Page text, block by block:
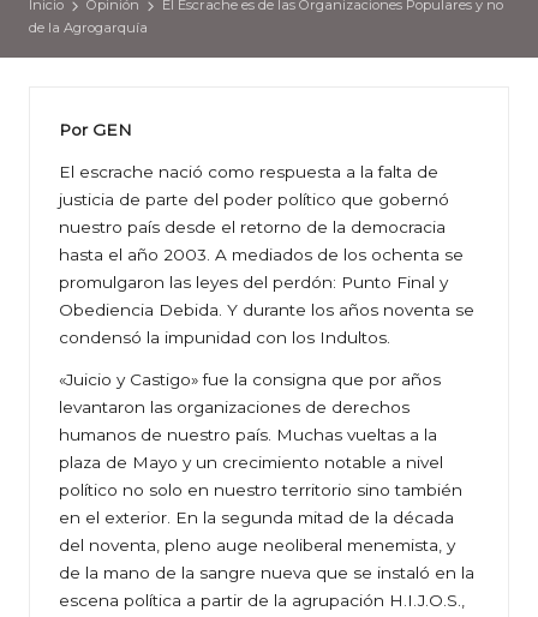
Inicio Opinión
El Escrache es de las Organizaciones Populares y no
de la Agrogarquía
Por GEN
El escrache nació como respuesta a la falta de
justicia de parte del poder político que gobernó
nuestro país desde el retorno de la democracia
hasta el año 2003. A mediados de los ochenta se
promulgaron las leyes del perdón: Punto Final y
Obediencia Debida. Y durante los años noventa se
condensó la impunidad con los Indultos.
«Juicio y Castigo» fue la consigna que por años
levantaron las organizaciones de derechos
humanos de nuestro país. Muchas vueltas a la
plaza de Mayo y un crecimiento notable a nivel
político no solo en nuestro territorio sino también
en el exterior. En la segunda mitad de la década
del noventa, pleno auge neoliberal menemista, y
de la mano de la sangre nueva que se instaló en la
escena política a partir de la agrupación H.I.J.O.S.,